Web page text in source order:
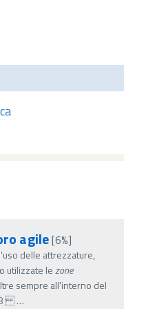
agile[6%]
delle attrezzature,
utilizzate lezone
sempre all'interno del
8…